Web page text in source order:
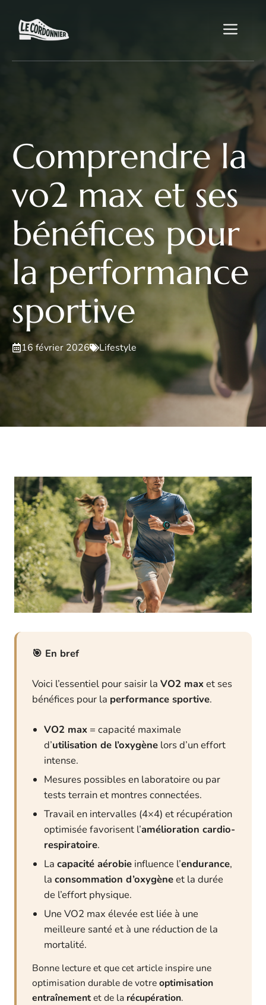
contenu
Comprendre la
vo2 max et ses
bénéfices pour
la performance
sportive
16 février 2026 Lifestyle
En bref
Voici l’essentiel pour saisir la VO2 maxet ses
bénéfices pour la performance sportive.
VO2 max = capacité maximale
d’utilisation de l’oxygène lors d’un effort
intense.
Mesures possibles en laboratoire ou par
tests terrain et montres connectées.
Travail en intervalles (4×4) et récupération
optimisée favorisent l’amélioration cardio-
respiratoire.
La capacité aérobie influence l’endurance,
la consommation d’oxygèneet la durée
de l’effort physique.
Une VO2 max élevée est liée à une
meilleure santé et à une réduction de la
mortalité.
Bonne lecture et que cet article inspire une
optimisation durable de votreoptimisation
entraînementet de la récupération.